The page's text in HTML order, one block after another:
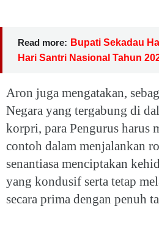
Read more: Bupati Sekadau
Hari Santri Nasional Tahun
Aron juga mengatakan,
Negara yang tergabung di
korpri, para Pengurus harus
contoh dalam menjalankan
senantiasa menciptakan
yang kondusif serta tetap
secara prima dengan penuh